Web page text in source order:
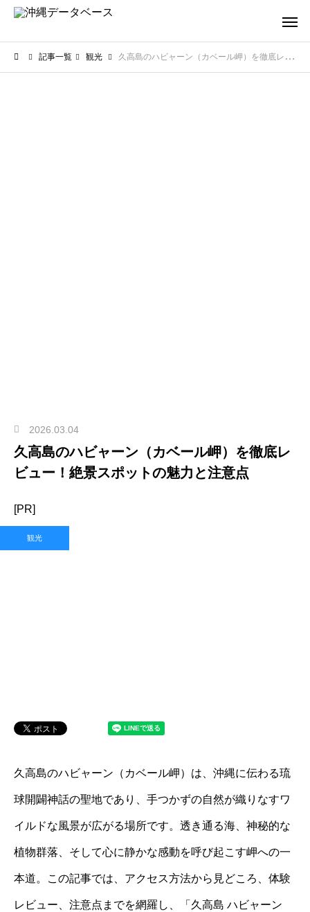
記事一覧 観光 久高島のハビャーン（カベール岬）を徹底レビュー！絶景スポットの魅力と注意点
2026.03.04
久高島のハビャーン（カベール岬）を徹底レ
ビュー！絶景スポットの魅力と注意点
[PR]
観光
久高島のハビャーン（カベール岬）は、沖縄に伝わる琉
球開闢神話の聖地であり、手つかずの自然が織りなすワ
イルドな風景が広がる場所です。透き通る海、神秘的な
植物群落、そして心に静かな感動を呼び起こす岬への一
本道。この記事では、アクセス方法から見どころ、体験
レビュー、注意点までを網羅し、「久高島 ハビャーン